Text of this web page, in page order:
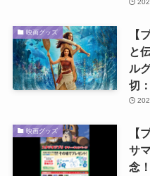
映画グッズ
【
と
ル
切
映画グッズ
【
サ
念